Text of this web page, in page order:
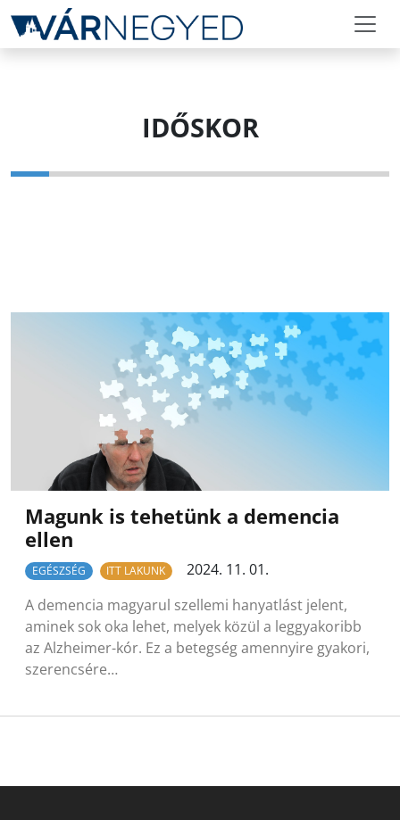
IDŐSKOR
Magunk is tehetünk a demencia
ellen
EGÉSZSÉG ITT LAKUNK
2024. 11. 01.
A demencia magyarul szellemi hanyatlást jelent,
aminek sok oka lehet, melyek közül a leggyakoribb
az Alzheimer-kór. Ez a betegség amennyire gyakori,
szerencsére…